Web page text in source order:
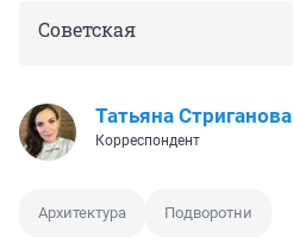
Советская
Татьяна Стриганова
Корреспондент
Архитектура Подворотни